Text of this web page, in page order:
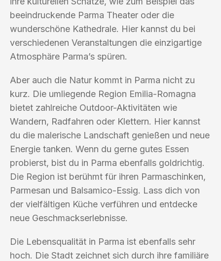
beeindruckende Parma Theater oder die
wunderschöne Kathedrale. Hier kannst du bei
verschiedenen Veranstaltungen die einzigartige
Atmosphäre Parma’s spüren.
Aber auch die Natur kommt in Parma nicht zu
kurz. Die umliegende Region Emilia-Romagna
bietet zahlreiche Outdoor-Aktivitäten wie
Wandern, Radfahren oder Klettern. Hier kannst
du die malerische Landschaft genießen und neue
Energie tanken. Wenn du gerne gutes Essen
probierst, bist du in Parma ebenfalls goldrichtig.
Die Region ist berühmt für ihren Parmaschinken,
Parmesan und Balsamico-Essig. Lass dich von
der vielfältigen Küche verführen und entdecke
neue Geschmackserlebnisse.
Die Lebensqualität in Parma ist ebenfalls sehr
hoch. Die Stadt zeichnet sich durch ihre familiäre